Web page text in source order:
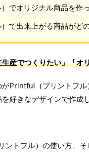
でオリジナル商品を作
で出来上がる商品がど
産でつくりたい」「オ
Printful（プリントフ
好きなデザインで作成
ントフル）の使い方、